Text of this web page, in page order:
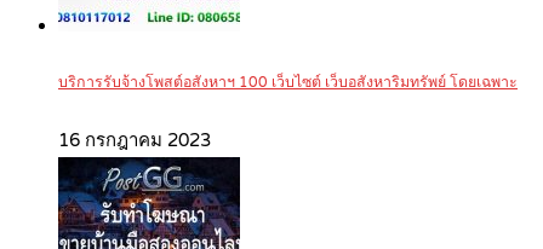
บริการรับจ้างโพสต์อสังหาฯ 100 เว็บไซต์ เว็บอสังหาริมทรัพย์ โดยเฉพาะ
16 กรกฎาคม 2023